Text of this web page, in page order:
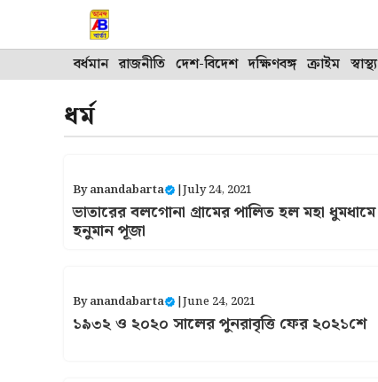
বর্ধমান রাজনীতি দেশ-বিদেশ দক্ষিণবঙ্গ ক্রাইম স্বাস্থ্য
ধর্ম
Byanandabarta |July 24, 2021
ভাতারের বলগোনা গ্রামের পালিত হল মহা ধুমধামে
হনুমান পূজা
Byanandabarta |June 24, 2021
১৯৩২ ও ২০২০ সালের পুনরাবৃত্তি ফের ২০২১শে